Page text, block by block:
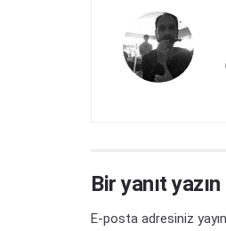
Bir yanıt yazın
E-posta adresiniz